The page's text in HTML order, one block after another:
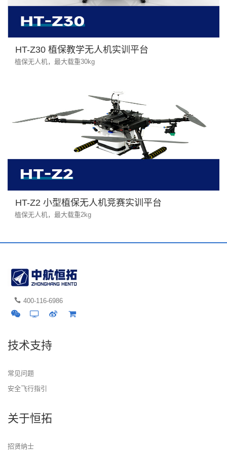
HT-Z30 植保教学无人机实训平台
植保无人机，最大载重30kg
HT-Z2 小型植保无人机竞赛实训平台
植保无人机，最大载重2kg
400-116-6986
技术支持
常见问题
安全飞行指引
关于恒拓
招贤纳士